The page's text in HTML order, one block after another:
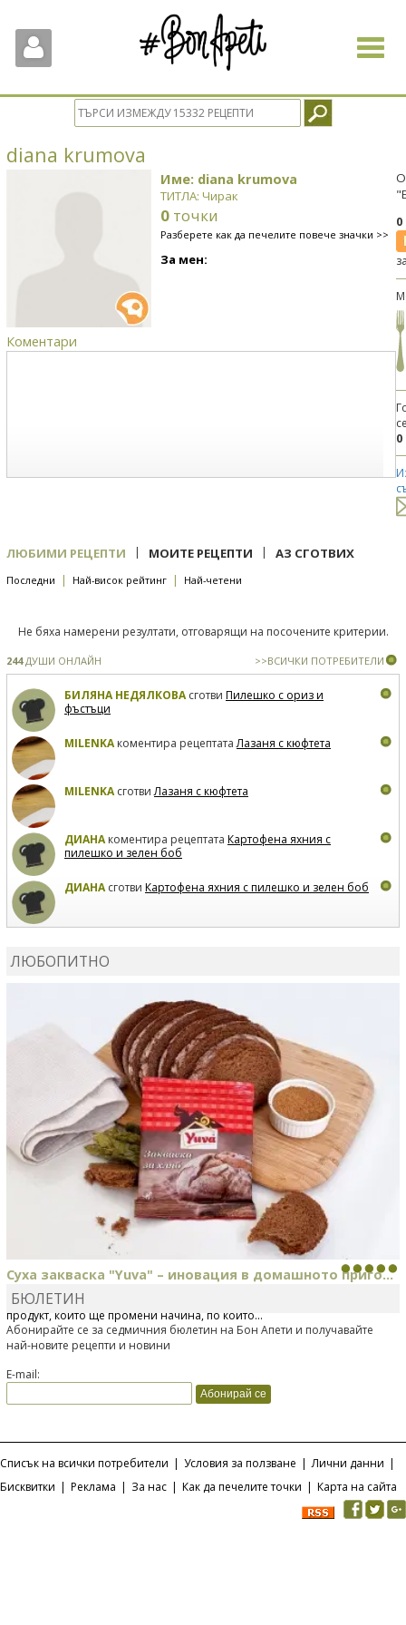
Toggle
diana krumova
Име: diana krumova
ТИТЛА: Чирак
0 точки
Разберете как да печелите повече значки >>
За мен:
Коментари
0
ЛЮБИМИ РЕЦЕПТИ | МОИТЕ РЕЦЕПТИ | АЗ СГОТВИХ
Последни | Най-висок рейтинг | Най-четени
Не бяха намерени резултати, отговарящи на посочените критерии.
244ДУШИ ОНЛАЙН >>ВСИЧКИ ПОТРЕБИТЕЛИ
БИЛЯНА НЕДЯЛКОВАсготви Пилешко с ориз и
фъстъци
MILENKAкоментира рецептатаЛазаня с кюфтета
MILENKAсготвиЛазаня с кюфтета
ДИАНАкоментира рецептата Картофена яхния с
пилешко и зелен боб
ДИАНАсготви Картофена яхния с пилешко и зелен боб
ЛЮБОПИТНО
Суха закваска "Yuva" – иновация в домашното приго...
Отскоро Лесафр България стартира предлагането на изцяло нов
продукт, който ще промени начина, по който...
БЮЛЕТИН
Абонирайте се за седмичния бюлетин на Бон Апети и получавайте
най-новите рецепти и новини
E-mail:
Списък на всички потребители | Условия за ползване | Лични данни |
Бисквитки | Реклама | За нас | Как да печелите точки | Карта на сайта